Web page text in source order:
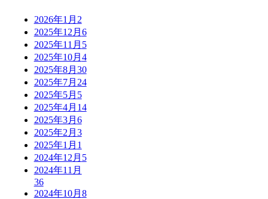
2026年1月 2
2025年12月 6
2025年11月 5
2025年10月 4
2025年8月 30
2025年7月 24
2025年5月 5
2025年4月 14
2025年3月 6
2025年2月 3
2025年1月 1
2024年12月 5
2024年11月
36
2024年10月 8